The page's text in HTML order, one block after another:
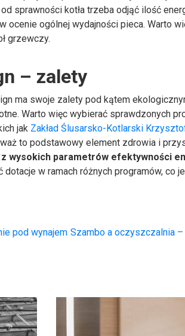
sprawności kotła trzeba odjąć ilość
ocenie ogólnej wydajności pieca. Warto
grzewczy.
– zalety
ma swoje zalety pod kątem
Warto więc wybierać sprawdzonych
jak Zakład Ślusarsko-Kotlarski
to podstawowy element zdrowia i
wysokich parametrów efektywności
dotacje w ramach różnych programów, co
pod wynajem Szambo a oczyszczalnia